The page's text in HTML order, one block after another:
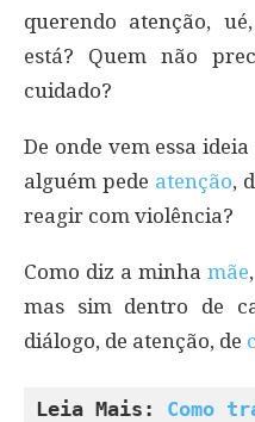
querendo atenção,
está? Quem não
cuidado?
De onde vem essa
alguém pede atenção,
reagir com violência?
Como diz a minha mãe
mas sim dentro de
diálogo, de atenção, de
Leia Mais: Como